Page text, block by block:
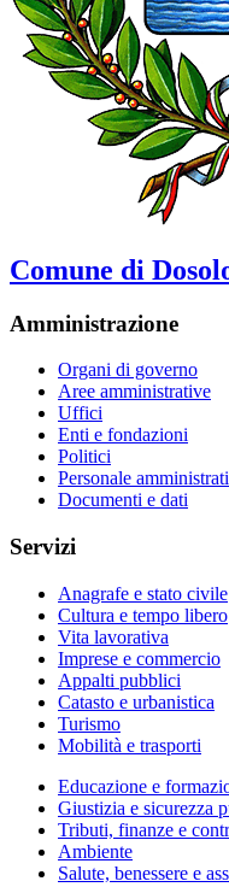
Comune di
Amministrazione
Organi di governo
Aree amministrative
Uffici
Enti e fondazioni
Politici
Personale
Documenti e dati
Servizi
Anagrafe e stato civile
Cultura e tempo libero
Vita lavorativa
Imprese e commercio
Appalti pubblici
Catasto e urbanistica
Turismo
Mobilità e trasporti
Educazione e
Giustizia e sicurezza
Tributi, finanze e
Ambiente
Salute, benessere e